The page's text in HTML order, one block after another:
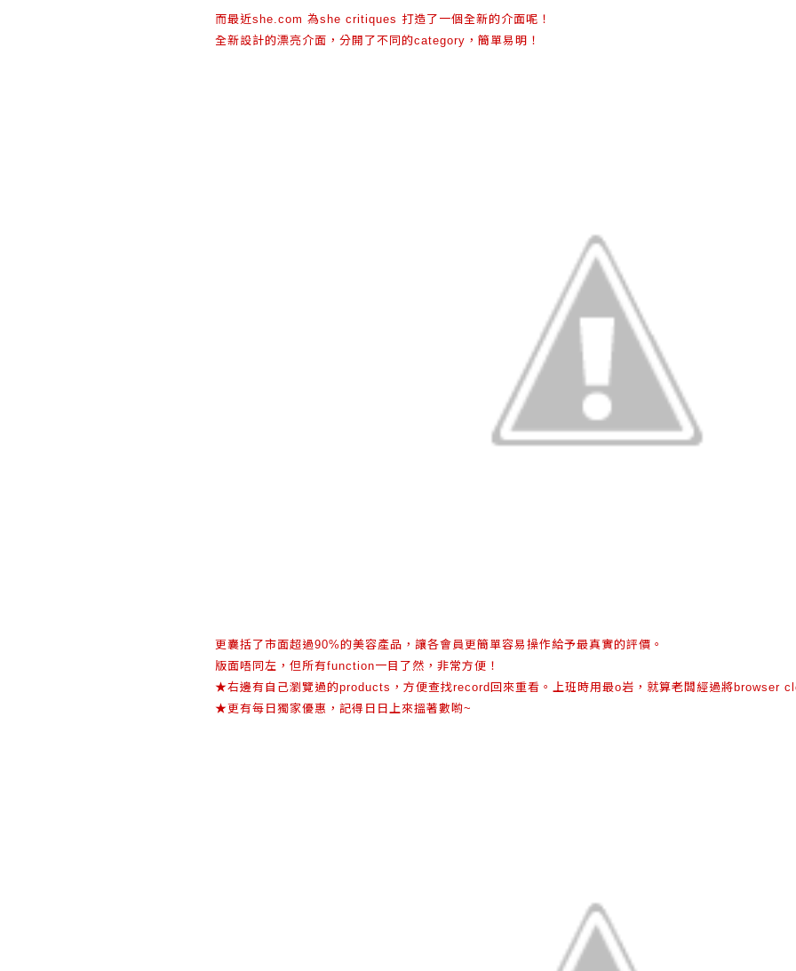
而最近she.com 為she critiques 打造了一個全新的介面呢！
全新設計的漂亮介面，分開了不同的category ，簡單易明！
更囊括了市面超過90%的美容產品，讓各會員更簡單容易操作給予最真實的評價。
版面唔同左，但所有function一目了然，非常方便！
★右邊有自己瀏覽過的products ，方便查找record回來重看。上班時用最o岩，就算老闆經過將 browser
★更有每日獨家優惠，記得日日上來搵著數喲~